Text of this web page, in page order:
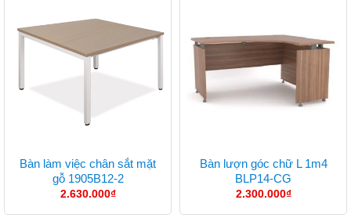
Bàn làm việc chân sắt mặt
gỗ 1905B12-2
2.630.000₫
Bàn lượn góc chữ L 1m4
BLP14-CG
2.300.000₫